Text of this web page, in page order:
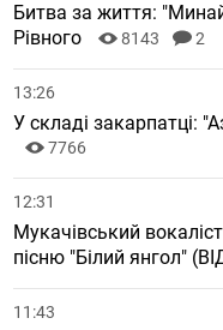
Битва за життя:
Рівного
8143 2
13:26
У складі закарпатці:
7766
12:31
Мукачівський
пісню "Білий янгол"
11:43